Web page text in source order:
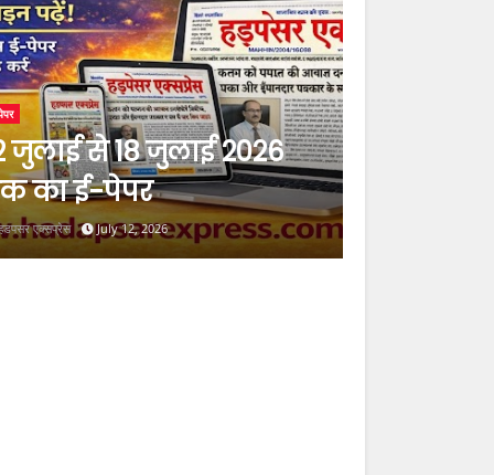
जुलाई से 18 जुलाई 2026
का ई-पेपर
एक्सप्रेस July 12, 2026